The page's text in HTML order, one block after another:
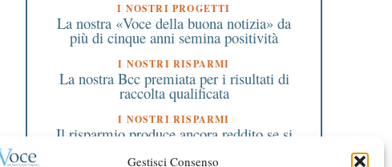
Gestisci Consenso
I NOSTRI PROGETTI
La nostra «Voce della buona notizia» da
più di cinque anni semina positività
I NOSTRI RISPARMI
La nostra Bcc premiata per i risultati di
raccolta qualificata
I NOSTRI RISPARMI
Il risparmio produce ancora reddito se si